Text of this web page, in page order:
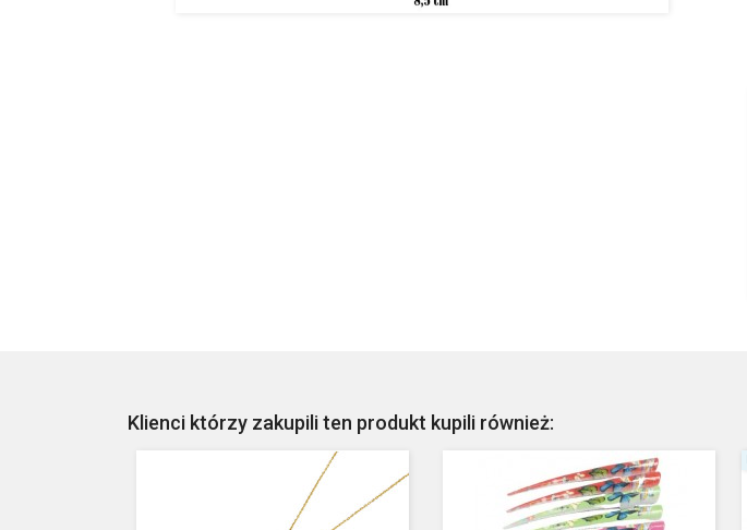
Klienci którzy zakupili ten produkt kupili również: